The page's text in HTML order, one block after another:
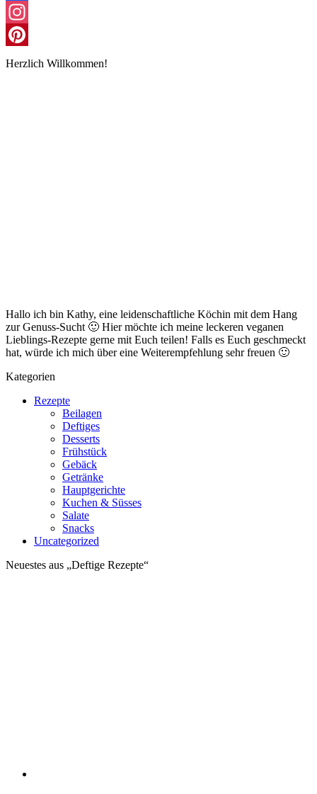
Facebook
Instagram
Pinterest
Herzlich Willkommen!
Hallo ich bin Kathy, eine leidenschaftliche Köchin mit dem Hang
zur Genuss-Sucht 🙂 Hier möchte ich meine leckeren veganen
Lieblings-Rezepte gerne mit Euch teilen! Falls es Euch geschmeckt
hat, würde ich mich über eine Weiterempfehlung sehr freuen 🙂
Kategorien
Rezepte
Beilagen
Deftiges
Desserts
Frühstück
Gebäck
Getränke
Hauptgerichte
Kuchen & Süsses
Salate
Snacks
Uncategorized
Neuestes aus „Deftige Rezepte“